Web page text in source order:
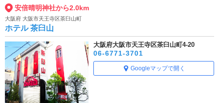
安倍晴明神社から2.0km
大阪府 大阪市天王寺区茶臼山町
ホテル 茶臼山
大阪府大阪市天王寺区茶臼山町4-20
06-6771-3701
Googleマップで開く